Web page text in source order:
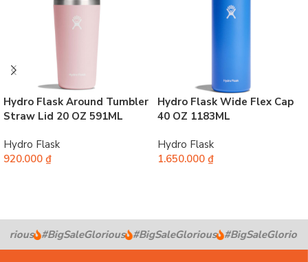
Hydro Flask Around Tumbler
Straw Lid 20 OZ 591ML
Hydro Flask
920.000 ₫
Hydro Flask Wide Flex Cap
40 OZ 1183ML
Hydro Flask
1.650.000 ₫
#BigSaleGlorious #BigSaleGlorious #BigSaleGlorious